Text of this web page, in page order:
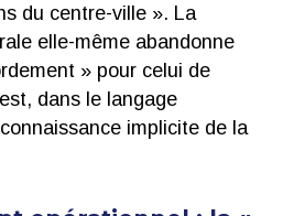
du centre-ville ». La
elle-même abandonne
» pour celui de
dans le langage
implicite de la